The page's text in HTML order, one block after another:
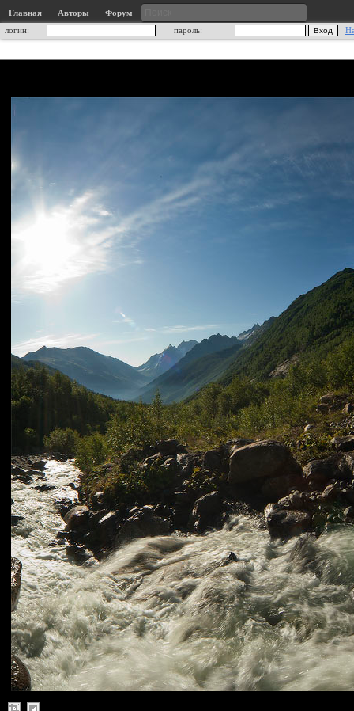
Главная Авторы
Форум
логин:
пароль: